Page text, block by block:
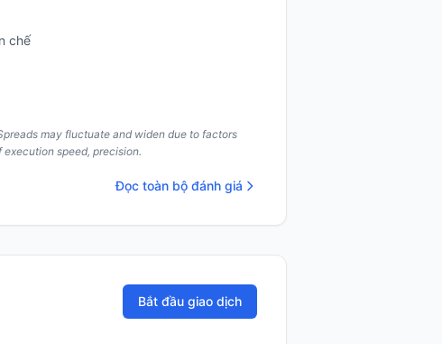
chế
may fluctuate and widen due to factors
speed, precision.
Đọc toàn bộ đánh giá
Bắt đầu giao dịch